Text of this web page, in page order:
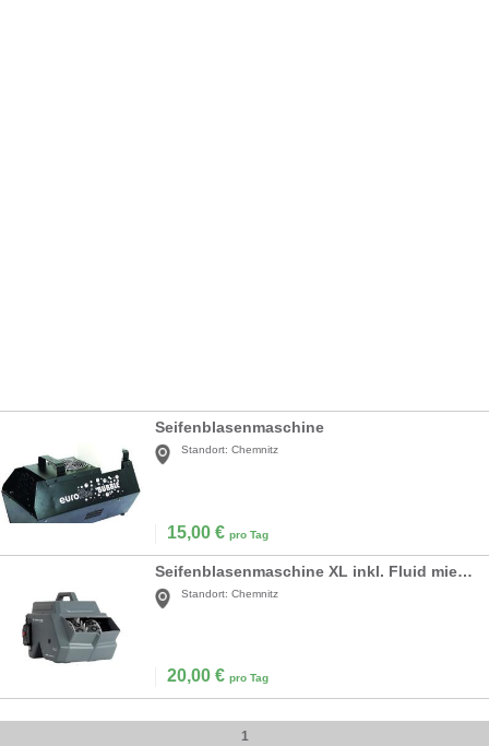
Seifenblasenmaschine
Standort: Chemnitz
15,00 € pro Tag
Seifenblasenmaschine XL inkl. Fluid mieten
Standort: Chemnitz
20,00 € pro Tag
1